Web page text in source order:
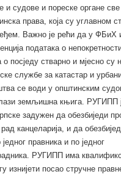
и судове и пореске органе
права, која су углавном
Важно је рећи да у
података о
посједу стварно и мјесно су
службе за катастар и
се води у општинским
земљишна књига. РУГИПП
задужен да обезбиједи
канцеларија, и да
правника и по једног
РУГИПП има
изнијети посао стручне